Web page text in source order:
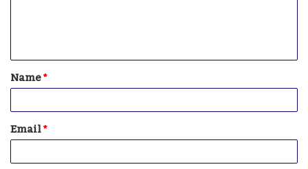
T
*
Name*
Email*